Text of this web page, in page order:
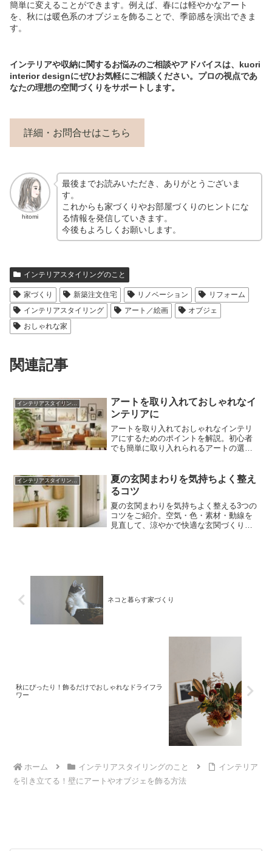
簡単に変えることができます。例えば、春には軽やかなアート
を、秋には暖色系のオブジェを飾ることで、季節感を演出できま
す。
インテリアや収納に関するお悩みのご相談やアドバイスは、kuori
interior designにぜひお気軽にご相談ください。プロの視点であ
なたの理想の空間づくりをサポートします。
詳細・お問合せはこちら
hitomi
最後までお読みいただき、ありがとうございま
す。
これからも家づくりやお部屋づくりのヒントにな
る情報を発信していきます。
今後もよろしくお願いします。
インテリアスタイリングのこと
家づくり 新築注文住宅 リノベーション
リフォーム
インテリアスタイリング
アート／絵画
オブジェ
おしゃれな家
関連記事
アートを取り入れておしゃれなイ
ンテリアに
アートを取り入れておしゃれなインテリ
アにするためのポイントを解説。初心者
でも簡単に取り入れられるアートの選び
すすめを紹介します。
インテリアスタイリングのこと
夏の玄関まわりを気持ちよく整え
るコツ
夏の玄関まわりを気持ちよく整える3つの
コツをご紹介。空気・色・素材・動線を
見直して、涼やかで快適な玄関づくり
ネコと暮らす家づくり
秋にぴったり！飾るだけでおしゃれなドライフラ
ワー
ホーム インテリアスタイリングのこと
インテリア
を引き立てる！壁にアートやオブジェを飾る方法